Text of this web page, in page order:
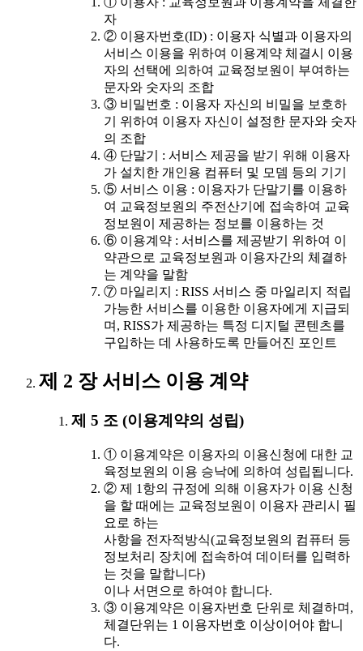
자
② 이용자번호(ID) : 이용자 식별과 이용자의
서비스 이용을 위하여 이용계약 체결시 이용
자의 선택에 의하여 교육정보원이 부여하는
문자와 숫자의 조합
③ 비밀번호 : 이용자 자신의 비밀을 보호하
기 위하여 이용자 자신이 설정한 문자와 숫자
의 조합
④ 단말기 : 서비스 제공을 받기 위해 이용자
가 설치한 개인용 컴퓨터 및 모뎀 등의 기기
⑤ 서비스 이용 : 이용자가 단말기를 이용하
여 교육정보원의 주전산기에 접속하여 교육
정보원이 제공하는 정보를 이용하는 것
⑥ 이용계약 : 서비스를 제공받기 위하여 이
약관으로 교육정보원과 이용자간의 체결하
는 계약을 말함
⑦ 마일리지 : RISS 서비스 중 마일리지 적립
가능한 서비스를 이용한 이용자에게 지급되
며, RISS가 제공하는 특정 디지털 콘텐츠를
구입하는 데 사용하도록 만들어진 포인트
제 2 장 서비스 이용 계약
제 5 조 (이용계약의 성립)
① 이용계약은 이용자의 이용신청에 대한 교
육정보원의 이용 승낙에 의하여 성립됩니다.
② 제 1항의 규정에 의해 이용자가 이용 신청
을 할 때에는 교육정보원이 이용자 관리시 필
요로 하는
사항을 전자적방식(교육정보원의 컴퓨터 등
정보처리 장치에 접속하여 데이터를 입력하
는 것을 말합니다)
이나 서면으로 하여야 합니다.
③ 이용계약은 이용자번호 단위로 체결하며,
체결단위는 1 이용자번호 이상이어야 합니
다.